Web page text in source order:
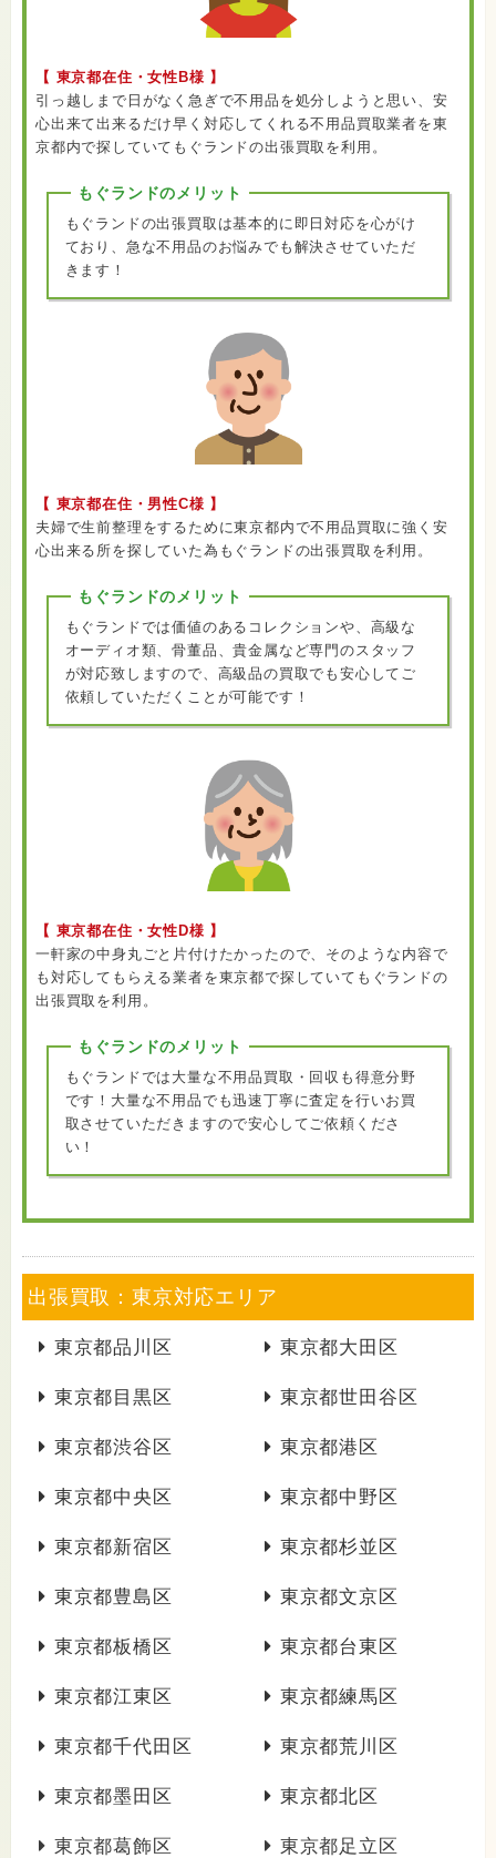
【 東京都在住・女性B様 】
引っ越しまで日がなく急ぎで不用品を処分しようと思い、安
心出来て出来るだけ早く対応してくれる不用品買取業者を東
京都内で探していてもぐランドの出張買取を利用。
もぐランドのメリット
もぐランドの出張買取は基本的に即日対応を心がけ
ており、急な不用品のお悩みでも解決させていただ
きます！
【 東京都在住・男性C様 】
夫婦で生前整理をするために東京都内で不用品買取に強く安
心出来る所を探していた為もぐランドの出張買取を利用。
もぐランドのメリット
もぐランドでは価値のあるコレクションや、高級な
オーディオ類、骨董品、貴金属など専門のスタッフ
が対応致しますので、高級品の買取でも安心してご
依頼していただくことが可能です！
【 東京都在住・女性D様 】
一軒家の中身丸ごと片付けたかったので、そのような内容で
も対応してもらえる業者を東京都で探していてもぐランドの
出張買取を利用。
もぐランドのメリット
もぐランドでは大量な不用品買取・回収も得意分野
です！大量な不用品でも迅速丁寧に査定を行いお買
取させていただきますので安心してご依頼くださ
い！
出張買取：東京対応エリア
東京都品川区 東京都大田区
東京都目黒区 東京都世田谷区
東京都渋谷区 東京都港区
東京都中央区 東京都中野区
東京都新宿区 東京都杉並区
東京都豊島区 東京都文京区
東京都板橋区 東京都台東区
東京都江東区 東京都練馬区
東京都千代田区 東京都荒川区
東京都墨田区 東京都北区
東京都葛飾区 東京都足立区